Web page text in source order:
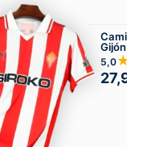
Gijón
Infantil
5,0
27,99